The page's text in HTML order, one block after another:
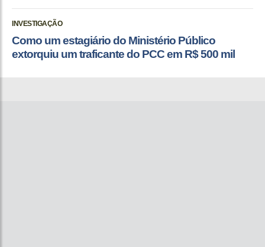
INVESTIGAÇÃO
Como um estagiário do Ministério Público
extorquiu um traficante do PCC em R$ 500 mil